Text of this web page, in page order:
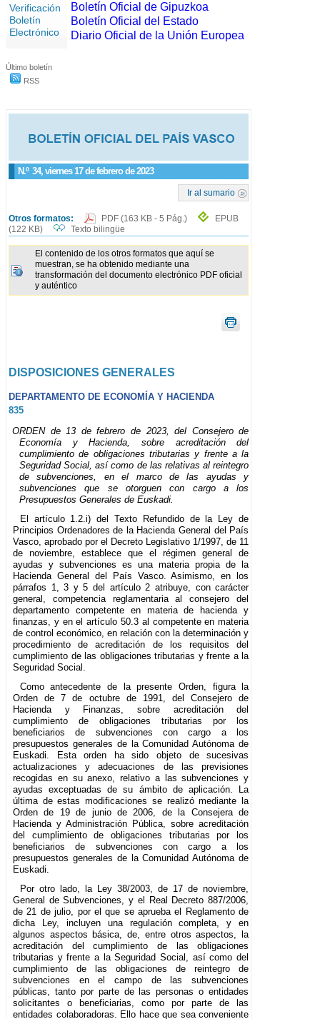
Verificación
Boletín
Electrónico
Último boletín
RSS
N.º 34, viernes 17 de febrero de 2023
Ir al sumario
Otros formatos: PDF (163 KB - 5 Pág.)
EPUB
(122 KB)
Texto bilingüe
El contenido de los otros formatos que aquí se
muestran, se ha obtenido mediante una
transformación del documento electrónico PDF oficial
y auténtico
DISPOSICIONES GENERALES
DEPARTAMENTO DE ECONOMÍA Y HACIENDA
835
ORDEN de 13 de febrero de 2023, del Consejero de
Economía y Hacienda, sobre acreditación del
cumplimiento de obligaciones tributarias y frente a la
Seguridad Social, así como de las relativas al reintegro
de subvenciones, en el marco de las ayudas y
subvenciones que se otorguen con cargo a los
Presupuestos Generales de Euskadi.
El artículo 1.2.i) del Texto Refundido de la Ley de
Principios Ordenadores de la Hacienda General del País
Vasco, aprobado por el Decreto Legislativo 1/1997, de 11
de noviembre, establece que el régimen general de
ayudas y subvenciones es una materia propia de la
Hacienda General del País Vasco. Asimismo, en los
párrafos 1, 3 y 5 del artículo 2 atribuye, con carácter
general, competencia reglamentaria al consejero del
departamento competente en materia de hacienda y
finanzas, y en el artículo 50.3 al competente en materia
de control económico, en relación con la determinación y
procedimiento de acreditación de los requisitos del
cumplimiento de las obligaciones tributarias y frente a la
Seguridad Social.
Como antecedente de la presente Orden, figura la
Orden de 7 de octubre de 1991, del Consejero de
Hacienda y Finanzas, sobre acreditación del
cumplimiento de obligaciones tributarias por los
beneficiarios de subvenciones con cargo a los
presupuestos generales de la Comunidad Autónoma de
Euskadi. Esta orden ha sido objeto de sucesivas
actualizaciones y adecuaciones de las previsiones
recogidas en su anexo, relativo a las subvenciones y
ayudas exceptuadas de su ámbito de aplicación. La
última de estas modificaciones se realizó mediante la
Orden de 19 de junio de 2006, de la Consejera de
Hacienda y Administración Pública, sobre acreditación
del cumplimiento de obligaciones tributarias por los
beneficiarios de subvenciones con cargo a los
presupuestos generales de la Comunidad Autónoma de
Euskadi.
Por otro lado, la Ley 38/2003, de 17 de noviembre,
General de Subvenciones, y el Real Decreto 887/2006,
de 21 de julio, por el que se aprueba el Reglamento de
dicha Ley, incluyen una regulación completa, y en
algunos aspectos básica, de, entre otros aspectos, la
acreditación del cumplimiento de las obligaciones
tributarias y frente a la Seguridad Social, así como del
cumplimiento de las obligaciones de reintegro de
subvenciones en el campo de las subvenciones
públicas, tanto por parte de las personas o entidades
solicitantes o beneficiarias, como por parte de las
entidades colaboradoras. Ello hace que sea conveniente
Boletín Oficial de Gipuzkoa
Boletín Oficial del Estado
Diario Oficial de la Unión Europea